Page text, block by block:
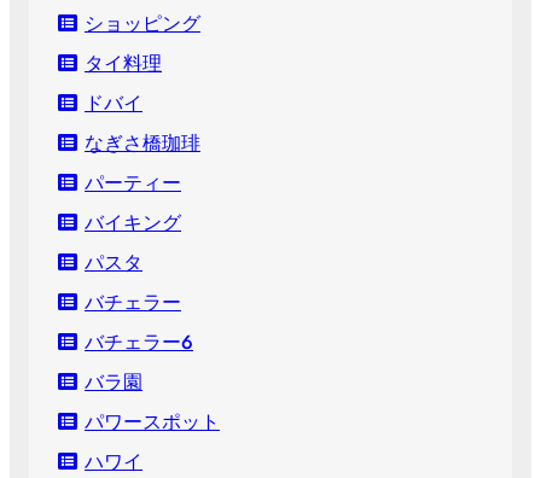
ショッピング
タイ料理
ドバイ
なぎさ橋珈琲
パーティー
バイキング
パスタ
バチェラー
バチェラー６
バラ園
パワースポット
ハワイ